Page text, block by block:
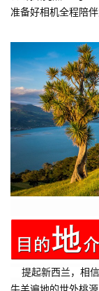
准备好相机全程陪
提起新西兰，相信